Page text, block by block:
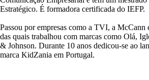
Estratégico. É formadora certificada do IEFP.
Passou por empresas como a TVI, a McCann
das quais trabalhou com marcas como Olá,
& Johnson. Durante 10 anos dedicou-se ao
marca KidZania em Portugal.